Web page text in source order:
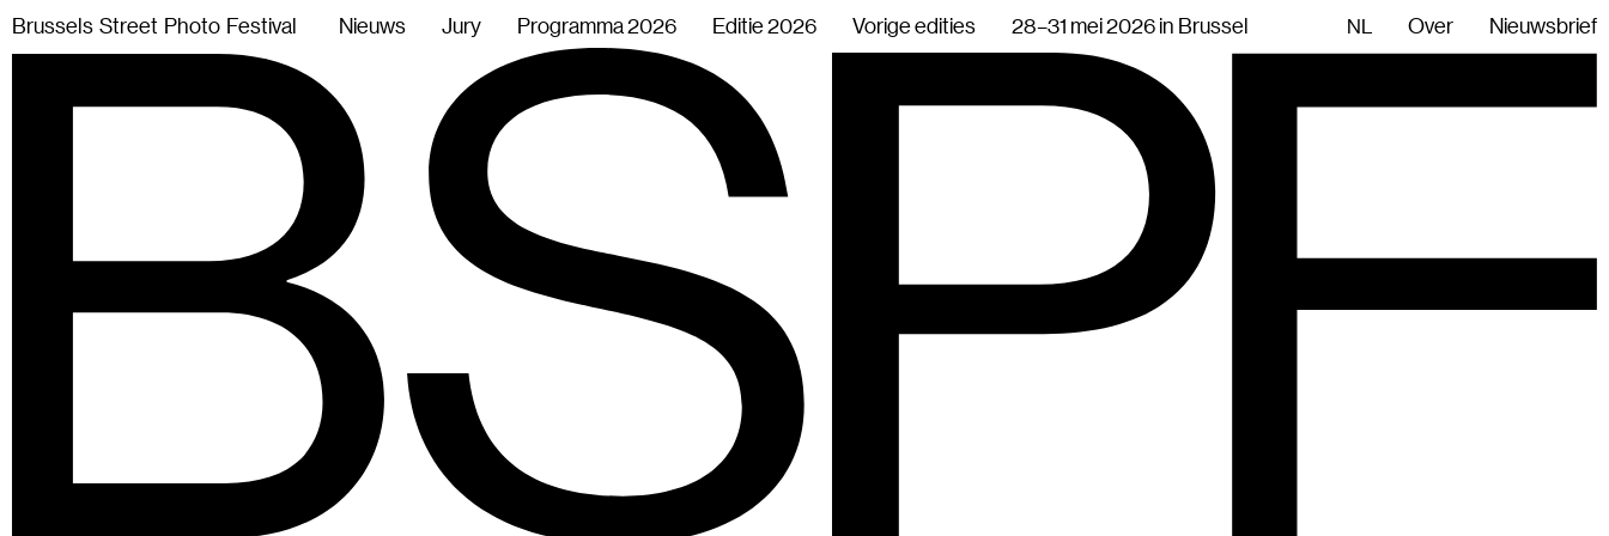
Brussels Street Photo Festival Nieuws Jury Programma 2026 Editie 2026 Vorige edities 28–31 mei 2026 in Brussel NL Over Nieuwsbrief